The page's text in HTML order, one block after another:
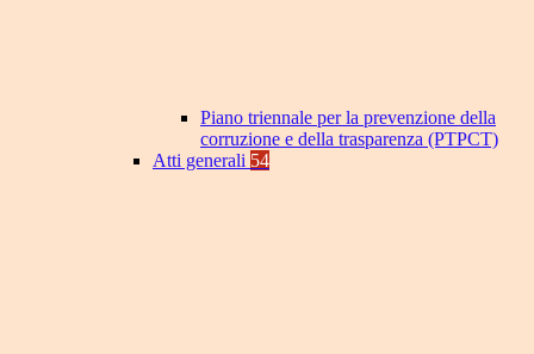
Piano triennale per la prevenzione della
corruzione e della trasparenza (PTPCT)
Atti generali 54